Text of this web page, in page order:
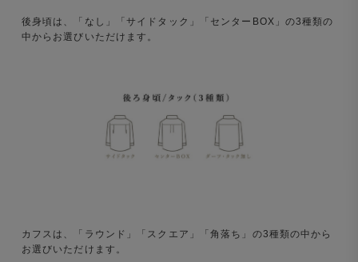
後身頃は、「なし」「サイドタック」「センターBOX」の3種類の
中からお選びいただけます。
カフスは、「ラウンド」「スクエア」「角落ち」の3種類の中から
お選びいただけます。